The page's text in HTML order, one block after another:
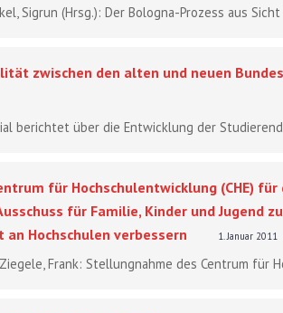
Sigrun (Hrsg.): Der Bologna-Prozess aus
zwischen den alten und neuen
berichtet über die Entwicklung der
für Hochschulentwicklung (CHE)
für Familie, Kinder und Jugend
Hochschulen verbessern
1. Januar 2011
Frank: Stellungnahme des Centrum für